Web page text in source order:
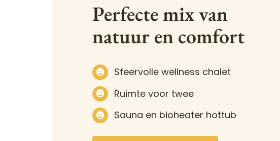
Perfecte mix van
natuur en comfort
Sfeervolle wellness chalet
Ruimte voor twee
Sauna en bioheater hottub